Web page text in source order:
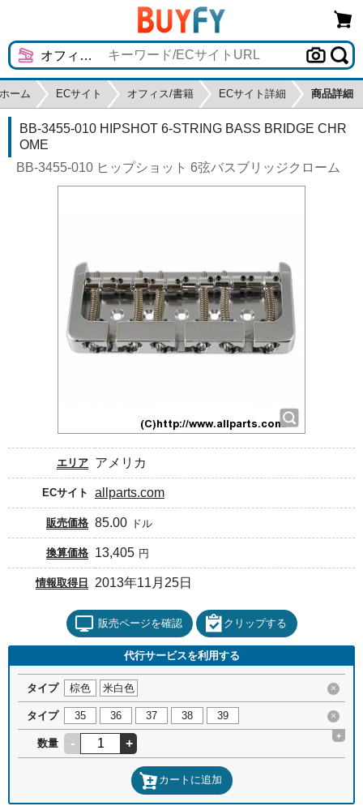
ホーム ECサイト オフィス/書籍 ECサイト詳細 商品詳細
BB-3455-010 HIPSHOT 6-STRING BASS BRIDGE CHR
OME
BB-3455-010 ヒップショット 6弦バスブリッジクローム
エリア アメリカ
ECサイト allparts.com
販売価格 85.00 ドル
換算価格 13,405 円
情報取得日 2013年11月25日
販売ページを確認 クリップする
代行サービスを利用する
タイプ 棕色 米白色 ×
タイプ 35 36 37 38 39 ×
数量 - +
+
カートに追加